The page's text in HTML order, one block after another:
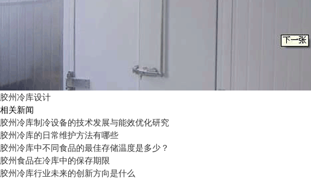
胶州冷库设计
相关新闻
胶州冷库制冷设备的技术发展与能效优化研究
胶州冷库的日常维护方法有哪些
胶州冷库中不同食品的最佳存储温度是多少？
胶州食品在冷库中的保存期限
胶州冷库行业未来的创新方向是什么